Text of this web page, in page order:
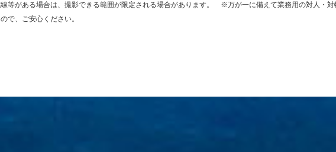
がある場合は、撮影できる範囲が限定される場合があります。 ※万が一に備えて業務用の対人・対
で、ご安心ください。